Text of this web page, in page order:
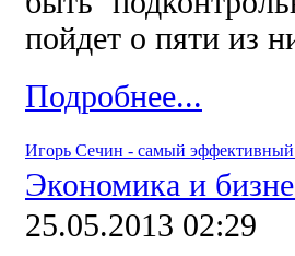
пойдет о пяти из
Подробнее...
Игорь Сечин - самый
Экономика и
25.05.2013 02:29